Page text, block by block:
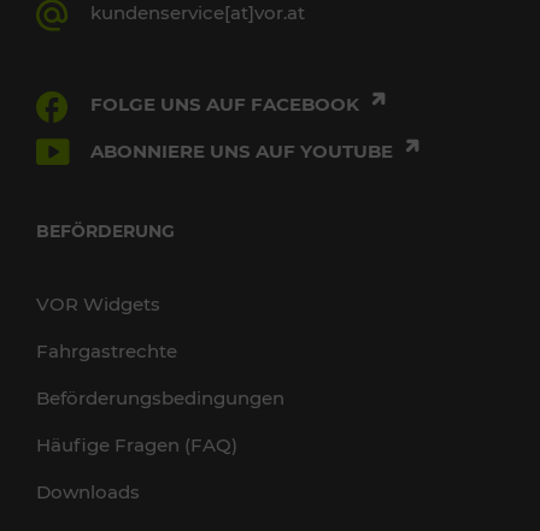
kundenservice[at]vor.at
FOLGE UNS AUF FACEBOOK
ABONNIERE UNS AUF YOUTUBE
BEFÖRDERUNG
VOR Widgets
Fahrgastrechte
Beförderungsbedingungen
Häufige Fragen (FAQ)
Downloads